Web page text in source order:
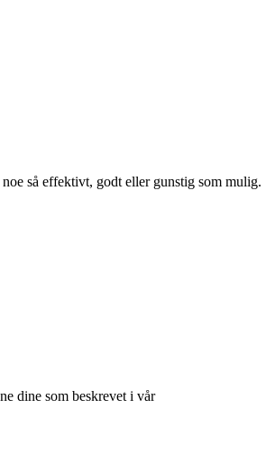
så effektivt, godt eller gunstig som mulig.
dine som beskrevet i vår